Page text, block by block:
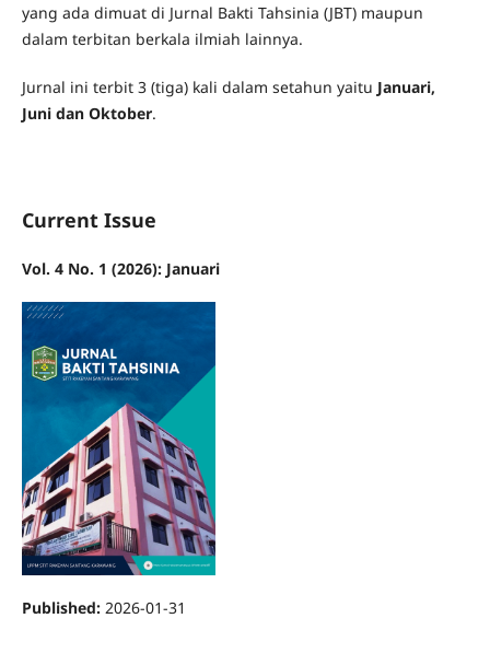
yang ada dimuat di Jurnal Bakti Tahsinia (JBT) maupun
dalam terbitan berkala ilmiah lainnya.
Jurnal ini terbit 3 (tiga) kali dalam setahun yaitu Januari,
Juni dan Oktober.
Current Issue
Vol. 4 No. 1 (2026): Januari
Published: 2026-01-31